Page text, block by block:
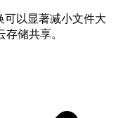
以显著减小文件大
储共享。